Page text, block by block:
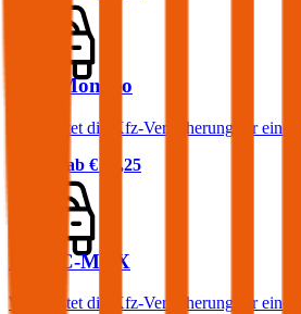
Ford Mondeo
Was kostet die Kfz-Versicherung für
Prämie ab € 58,25
Ford C-MAX
Was kostet die Kfz-Versicherung für